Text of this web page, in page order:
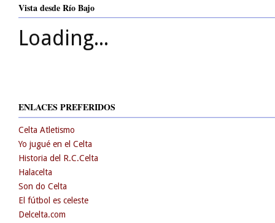
Vista desde Río Bajo
Loading...
ENLACES PREFERIDOS
Celta Atletismo
Yo jugué en el Celta
Historia del R.C.Celta
Halacelta
Son do Celta
El fútbol es celeste
Delcelta.com